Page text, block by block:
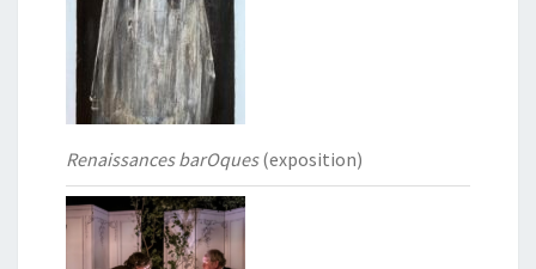
Renaissances barOques(exposition)